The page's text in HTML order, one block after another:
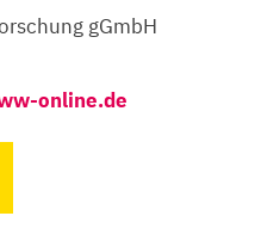
gGmbH
online.de